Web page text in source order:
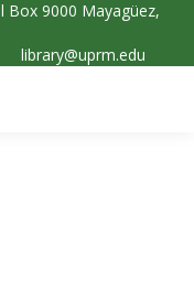
Box 9000 Mayagüez,
library@uprm.edu